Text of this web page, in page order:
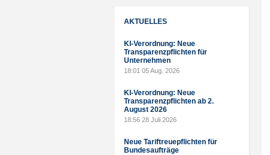
AKTUELLES
KI-Verordnung: Neue
Transparenzpflichten für
Unternehmen
18:01 05 Aug. 2026
KI-Verordnung: Neue
Transparenzpflichten ab 2.
August 2026
18:56 28 Juli 2026
Neue Tariftreuepflichten für
Bundesaufträge